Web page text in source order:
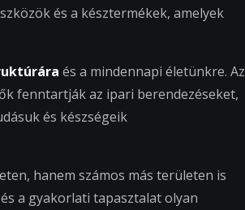
és a késztermékek, amelyek
és a mindennapi életünkre. Az
fenntartják az ipari berendezéseket,
és készségeik
hanem számos más területen is
a gyakorlati tapasztalat olyan